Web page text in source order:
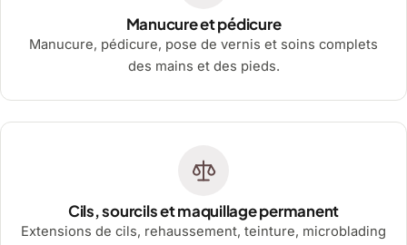
Manucure et pédicure
Manucure, pédicure, pose de vernis et soins complets
des mains et des pieds.
Cils, sourcils et maquillage permanent
Extensions de cils, rehaussement, teinture, microblading